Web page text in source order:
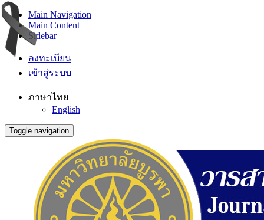
Main Navigation
Main Content
Sidebar
ลงทะเบียน
เข้าสู่ระบบ
ภาษาไทย
English
Toggle navigation